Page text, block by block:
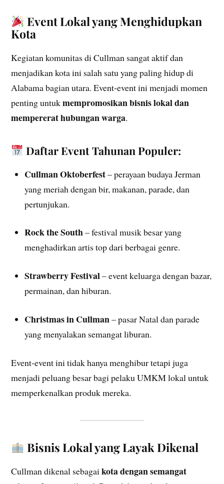
Event Lokal yang Menghidupkan
Kota
Kegiatan komunitas di Cullman sangat aktif dan
menjadikan kota ini salah satu yang paling hidup di
Alabama bagian utara. Event-event ini menjadi momen
penting untukmempromosikan bisnis lokal dan
mempererat hubungan warga.
Daftar Event Tahunan Populer:
Cullman Oktoberfest– perayaan budaya Jerman
yang meriah dengan bir, makanan, parade, dan
pertunjukan.
Rock the South– festival musik besar yang
menghadirkan artis top dari berbagai genre.
Strawberry Festival– event keluarga dengan bazar,
permainan, dan hiburan.
Christmas in Cullman– pasar Natal dan parade
yang menyalakan semangat liburan.
Event-event ini tidak hanya menghibur tetapi juga
menjadi peluang besar bagi pelaku UMKM lokal untuk
memperkenalkan produk mereka.
Bisnis Lokal yang Layak Dikenal
Cullman dikenal sebagaikota dengan semangat